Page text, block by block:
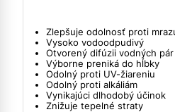
Zlepšuje odolnosť proti
Vysoko vodoodpudivý
Otvorený difúzii vodných pár
Výborne preniká do hĺbky
Odolný proti UV-žiareniu
Odolný proti alkáliám
Vynikajúci dlhodobý účinok
Znižuje tepelné straty